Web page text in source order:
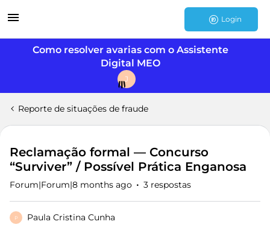
Login
Como resolver avarias com o Assistente
Digital MEO
J
Reporte de situações de fraude
Reclamação formal — Concurso
“Surviver” / Possível Prática Enganosa
Forum|Forum|8 months ago 3 respostas
P Paula Cristina Cunha